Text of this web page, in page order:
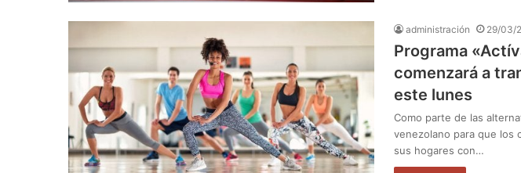
administración 29/03/
Programa
comenzará a
este lunes
Como parte de las
venezolano para que los
sus hogares con…